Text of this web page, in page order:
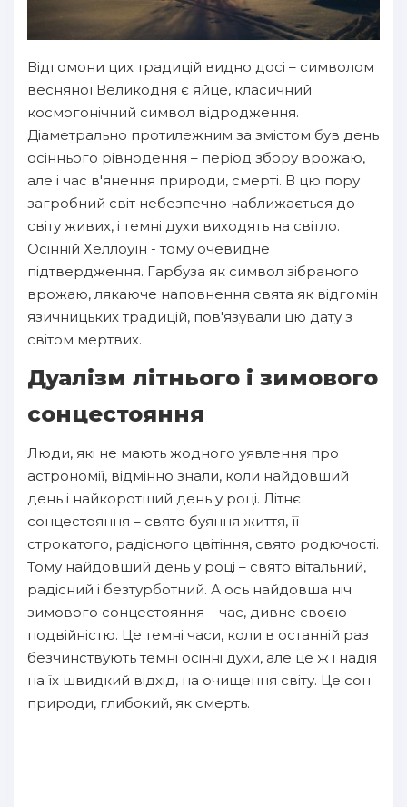
Відгомони цих традицій видно досі – символом
весняної Великодня є яйце, класичний
космогонічний символ відродження.
Діаметрально протилежним за змістом був день
осіннього рівнодення – період збору врожаю,
але і час в'янення природи, смерті. В цю пору
загробний світ небезпечно наближається до
світу живих, і темні духи виходять на світло.
Осінній Хеллоуїн - тому очевидне
підтвердження. Гарбуза як символ зібраного
врожаю, лякаюче наповнення свята як відгомін
язичницьких традицій, пов'язували цю дату з
світом мертвих.
Дуалізм літнього і зимового
сонцестояння
Люди, які не мають жодного уявлення про
астрономії, відмінно знали, коли найдовший
день і найкоротший день у році. Літнє
сонцестояння – свято буяння життя, її
строкатого, радісного цвітіння, свято родючості.
Тому найдовший день у році – свято вітальний,
радісний і безтурботний. А ось найдовша ніч
зимового сонцестояння – час, дивне своєю
подвійністю. Це темні часи, коли в останній раз
безчинствують темні осінні духи, але це ж і надія
на їх швидкий відхід, на очищення світу. Це сон
природи, глибокий, як смерть.